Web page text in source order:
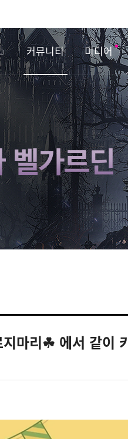
커뮤니티 미디어
마리☘ 에서 같이